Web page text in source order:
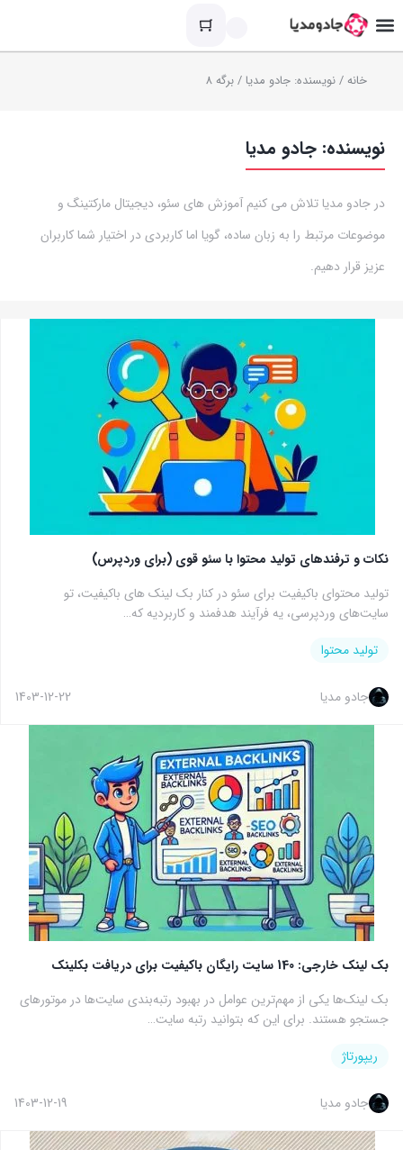
خانه/ نویسنده: جادو مدیا / برگه 8
نویسنده: جادو مدیا
در جادو مدیا تلاش می کنیم آموزش های سئو، دیجیتال مارکتینگ و
موضوعات مرتبط را به زبان ساده، گویا اما کاربردی در اختیار شما کاربران
عزیز قرار دهیم.
نکات و ترفندهای تولید محتوا با سئو قوی (برای وردپرس)
تولید محتوای باکیفیت برای سئو در کنار بک لینک های باکیفیت، تو
سایت‌های وردپرسی، یه فرآیند هدفمند و کاربردیه که…
تولید محتوا
جادو مدیا 1403-12-22
بک لینک خارجی: 140 سایت رایگان باکیفیت برای دریافت بکلینک
بک لینک‌ها یکی از مهم‌ترین عوامل در بهبود رتبه‌بندی سایت‌ها در موتورهای
جستجو هستند. برای این که بتوانید رتبه سایت…
ریپورتاژ
جادو مدیا 1403-12-19